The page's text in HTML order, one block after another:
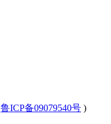
鲁ICP备09079540号 )